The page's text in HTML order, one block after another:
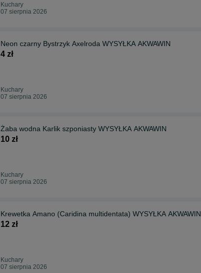
Kuchary
07 sierpnia 2026
Neon czarny Bystrzyk Axelroda WYSYŁKA AKWAWIN
4 zł
Kuchary
07 sierpnia 2026
Żaba wodna Karlik szponiasty WYSYŁKA AKWAWIN
10 zł
Kuchary
07 sierpnia 2026
Krewetka Amano (Caridina multidentata) WYSYŁKA AKWAWIN
12 zł
Kuchary
07 sierpnia 2026